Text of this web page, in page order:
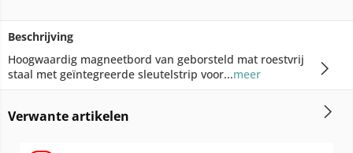
Beschrijving
Hoogwaardig magneetbord van geborsteld mat roestvrij
staal met geïntegreerde sleutelstrip voor...meer
Verwante artikelen